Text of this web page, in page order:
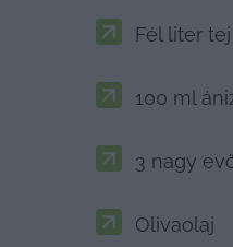
Fél liter tej
100 ml
3 nagy
Olivaolaj